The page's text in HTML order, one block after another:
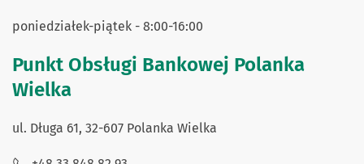
poniedziałek-piątek - 8:00-16:00
Punkt Obsługi Bankowej Polanka
Wielka
ul. Długa 61, 32-607 Polanka Wielka